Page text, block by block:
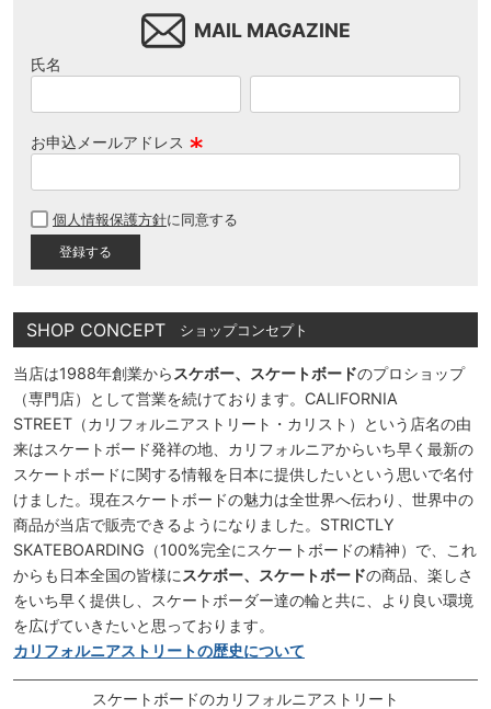
MAIL MAGAZINE
氏名
お申込メールアドレス
須
個人情報保護方針に同意する
SHOP CONCEPT ショップコンセプト
当店は1988年創業から スケボー、スケートボードのプロショップ
（専門店）として営業を続けております。CALIFORNIA
STREET（カリフォルニアストリート・カリスト）という店名の由
来はスケートボード発祥の地、カリフォルニアからいち早く最新の
スケートボードに関する情報を日本に提供したいという思いで名付
けました。現在スケートボードの魅力は全世界へ伝わり、世界中の
商品が当店で販売できるようになりました。STRICTLY
SKATEBOARDING（100%完全にスケートボードの精神）で、これ
からも日本全国の皆様に スケボー、スケートボードの商品、楽しさ
をいち早く提供し、スケートボーダー達の輪と共に、より良い環境
を広げていきたいと思っております。
カリフォルニアストリートの歴史について
スケートボードのカリフォルニアストリート